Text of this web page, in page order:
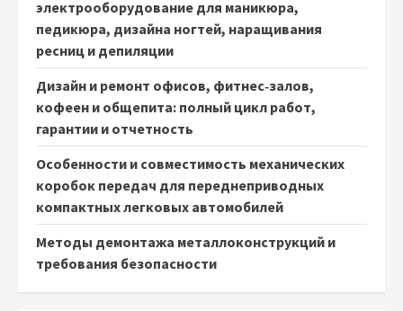
электрооборудование для маникюра,
педикюра, дизайна ногтей, наращивания
ресниц и депиляции
Дизайн и ремонт офисов, фитнес‑залов,
кофеен и общепита: полный цикл работ,
гарантии и отчетность
Особенности и совместимость механических
коробок передач для переднеприводных
компактных легковых автомобилей
Методы демонтажа металлоконструкций и
требования безопасности